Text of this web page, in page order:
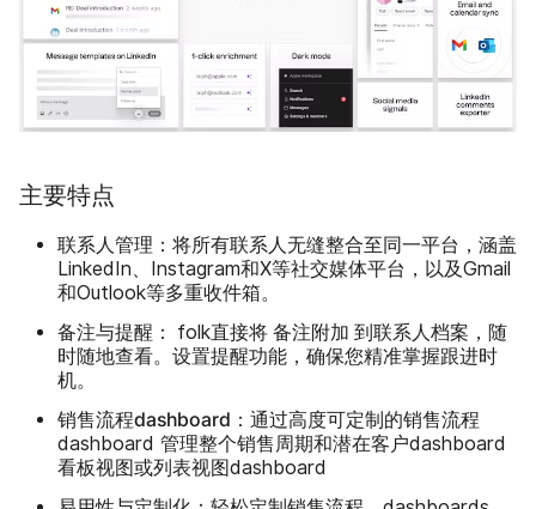
主要特点
联系人管理： 将所有联系人无缝整合至同一平台，涵盖
LinkedIn、Instagram和X等社交媒体平台，以及Gmail
和Outlook等多重收件箱。
备注与提醒： folk直接将 备注附加 到联系人档案，随
时随地查看。设置提醒功能，确保您精准掌握跟进时
机。
销售流程dashboard： 通过高度可定制的销售流程
dashboard 管理整个销售周期和潜在客户dashboard
看板视图或列表视图dashboard